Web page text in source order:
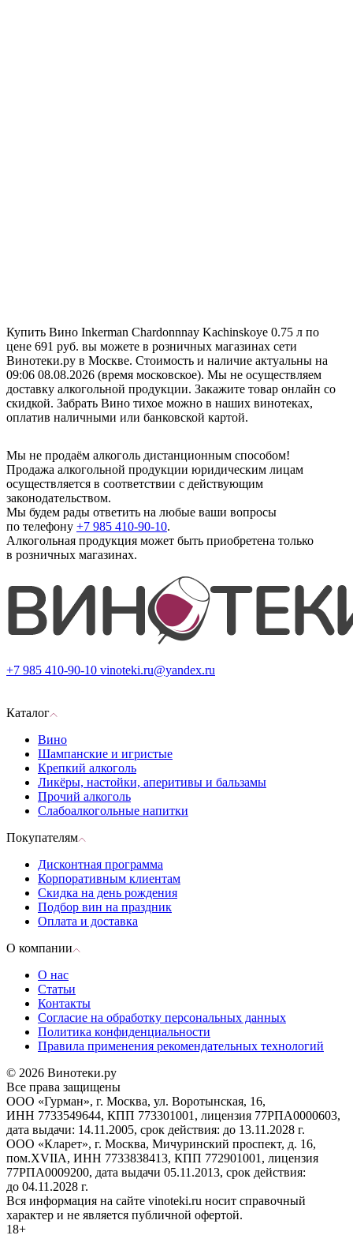
Купить Вино Inkerman Chardonnnay Kachinskoye 0.75 л по
цене 691 руб. вы можете в розничных магазинах сети
Винотеки.ру в Москве. Стоимость и наличие актуальны на
09:06 08.08.2026 (время московское). Мы не осуществляем
доставку алкогольной продукции. Закажите товар онлайн со
скидкой. Забрать Вино тихое можно в наших винотеках,
оплатив наличными или банковской картой.
Мы не продаём алкоголь дистанционным способом!
Продажа алкогольной продукции юридическим лицам
осуществляется в соответствии с действующим
законодательством.
Мы будем рады ответить на любые ваши вопросы
по телефону +7 985 410-90-10.
Алкогольная продукция может быть приобретена только
в розничных магазинах.
+7 985 410-90-10 vinoteki.ru@yandex.ru
Каталог
Вино
Шампанские и игристые
Крепкий алкоголь
Ликёры, настойки, аперитивы и бальзамы
Прочий алкоголь
Слабоалкогольные напитки
Покупателям
Дисконтная программа
Корпоративным клиентам
Скидка на день рождения
Подбор вин на праздник
Оплата и доставка
О компании
О нас
Статьи
Контакты
Согласие на обработку персональных данных
Политика конфиденциальности
Правила применения рекомендательных технологий
© 2026 Винотеки.ру
Все права защищены
ООО «Гурман», г. Москва, ул. Воротынская, 16,
ИНН 7733549644, КПП 773301001, лицензия 77РПА0000603,
дата выдачи: 14.11.2005, срок действия: до 13.11.2028 г.
ООО «Кларет», г. Москва, Мичуринский проспект, д. 16,
пом.XVIIA, ИНН 7733838413, КПП 772901001, лицензия
77РПА0009200, дата выдачи 05.11.2013, срок действия:
до 04.11.2028 г.
Вся информация на сайте vinoteki.ru носит справочный
характер и не является публичной офертой.
18+